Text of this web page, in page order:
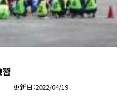
習
更新日 2022/04/19